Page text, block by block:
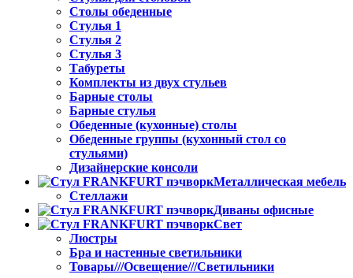
Столы обеденные
Стулья 1
Стулья 2
Стулья 3
Табуреты
Комплекты из двух стульев
Барные столы
Барные стулья
Обеденные (кухонные) столы
Обеденные группы (кухонный стол со
стульями)
Дизайнерские консоли
Металлическая мебель
Стеллажи
Диваны офисные
Свет
Люстры
Бра и настенные светильники
Товары///Освещение///Светильники